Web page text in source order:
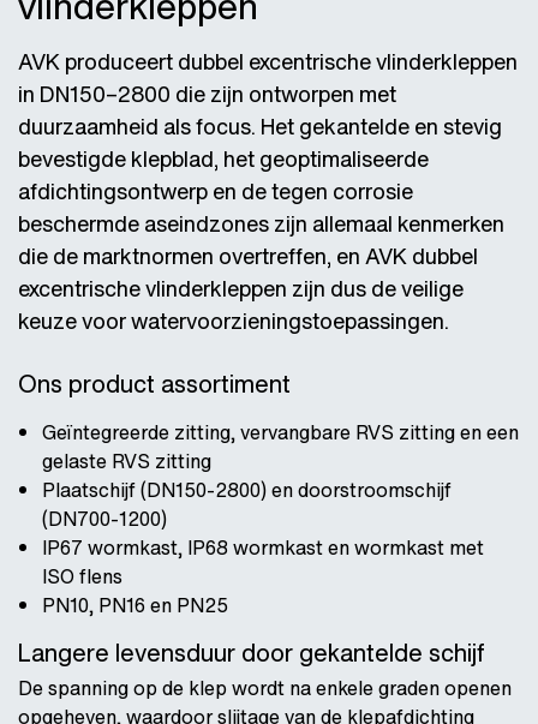
AVK produceert dubbel excentrische vlinderkleppen
in DN150–2800 die zijn ontworpen met
duurzaamheid als focus. Het gekantelde en stevig
bevestigde klepblad, het geoptimaliseerde
afdichtingsontwerp en de tegen corrosie
beschermde aseindzones zijn allemaal kenmerken
die de marktnormen overtreffen, en AVK dubbel
excentrische vlinderkleppen zijn dus de veilige
keuze voor watervoorzieningstoepassingen.
Ons product assortiment
Geïntegreerde zitting, vervangbare RVS zitting en een
gelaste RVS zitting
Plaatschijf (DN150-2800) en doorstroomschijf
(DN700-1200)
IP67 wormkast, IP68 wormkast en wormkast met
ISO flens
PN10, PN16 en PN25
Langere levensduur door gekantelde schijf
De spanning op de klep wordt na enkele graden openen
opgeheven, waardoor slijtage van de klepafdichting